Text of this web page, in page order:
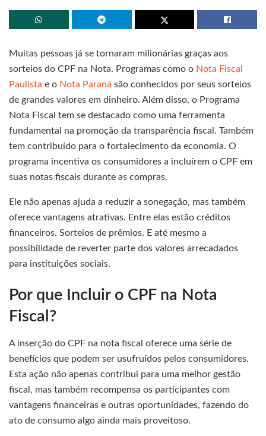
Muitas pessoas já se tornaram milionárias graças aos
sorteios do CPF na Nota. Programas como o Nota Fiscal
Paulista e o Nota Paraná são conhecidos por seus sorteios
de grandes valores em dinheiro. Além disso, o Programa
Nota Fiscal tem se destacado como uma ferramenta
fundamental na promoção da transparência fiscal. Também
tem contribuído para o fortalecimento da economia. O
programa incentiva os consumidores a incluírem o CPF em
suas notas fiscais durante as compras.
Ele não apenas ajuda a reduzir a sonegação, mas também
oferece vantagens atrativas. Entre elas estão créditos
financeiros. Sorteios de prêmios. E até mesmo a
possibilidade de reverter parte dos valores arrecadados
para instituições sociais.
Por que Incluir o CPF na Nota
Fiscal?
A inserção do CPF na nota fiscal oferece uma série de
benefícios que podem ser usufruídos pelos consumidores.
Esta ação não apenas contribui para uma melhor gestão
fiscal, mas também recompensa os participantes com
vantagens financeiras e outras oportunidades, fazendo do
ato de consumo algo ainda mais proveitoso.